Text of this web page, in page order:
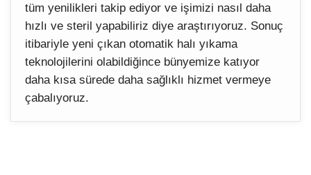
tüm yenilikleri takip ediyor ve işimizi nasıl daha
hızlı ve steril yapabiliriz diye araştırıyoruz. Sonuç
itibariyle yeni çıkan otomatik halı yıkama
teknolojilerini olabildiğince bünyemize katıyor
daha kısa sürede daha sağlıklı hizmet vermeye
çabalıyoruz.